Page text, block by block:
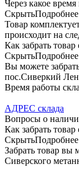
Через какое время
СкрытьПодробнее
Товар
происходит на
Как забрать товар
СкрытьПодробнее
Вы можете
пос.Сиверкий
Время работы
АДРЕС склада
Вопросы о
Как забрать товар
СкрытьПодробнее
Забрать товар вы
Сиверского